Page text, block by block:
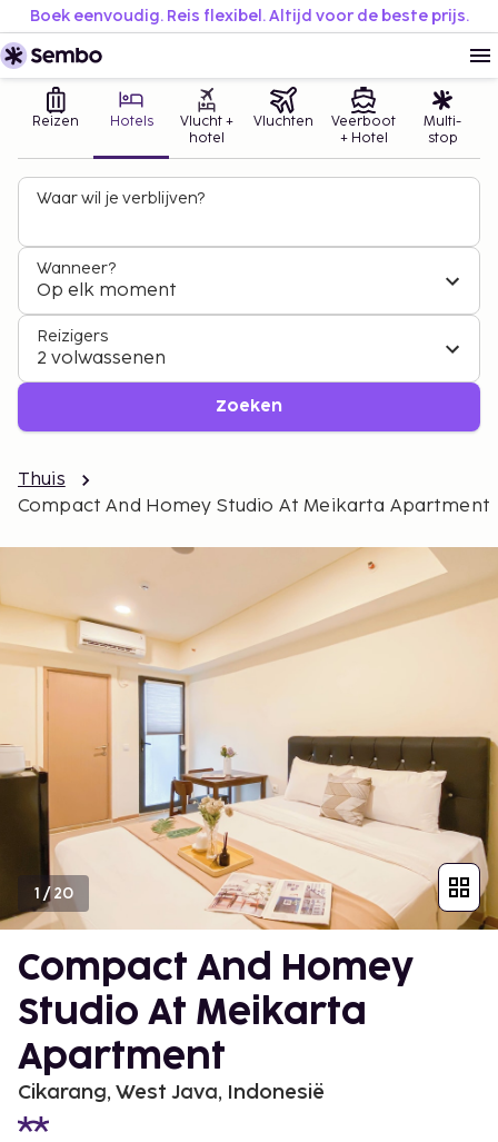
Boek eenvoudig. Reis flexibel. Altijd voor de beste prijs.
Reizen Hotels
Vlucht +
hotel
Vluchten
Veerboot
+ Hotel
Multi-
stop
Waar wil je verblijven?
Wanneer?
Op elk moment
Reizigers
2 volwassenen
Zoeken
Thuis
Compact And Homey Studio At Meikarta Apartment
1 /20
Compact And Homey
Studio At Meikarta
Apartment
Cikarang, West Java, Indonesië